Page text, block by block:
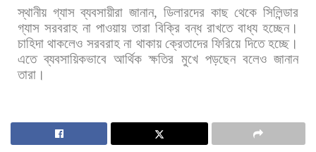
স্থানীয় গ্যাস ব্যবসায়ীরা জানান, ডিলারদের কাছ থেকে সিলিন্ডার
গ্যাস সরবরাহ না পাওয়ায় তারা বিক্রি বন্ধ রাখতে বাধ্য হচ্ছেন।
চাহিদা থাকলেও সরবরাহ না থাকায় ক্রেতাদের ফিরিয়ে দিতে হচ্ছে।
এতে ব্যবসায়িকভাবে আর্থিক ক্ষতির মুখে পড়ছেন বলেও জানান
তারা।